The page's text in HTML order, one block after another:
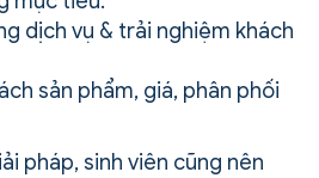
dịch vụ & trải nghiệm khách
sản phẩm, giá, phân phối
pháp, sinh viên cũng nên